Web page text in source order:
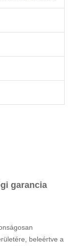
garancia
beleértve a